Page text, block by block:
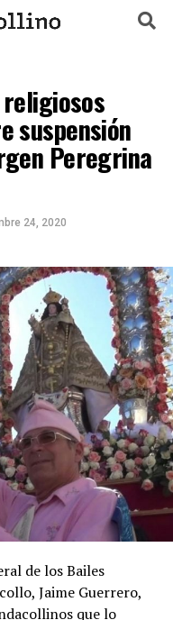
suspensión
Peregrina
24, 2020
de los Bailes
Jaime Guerrero,
que lo